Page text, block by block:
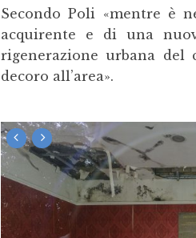
Secondo Poli «mentre è
acquirente e di una
rigenerazione urbana del
decoro all’area».